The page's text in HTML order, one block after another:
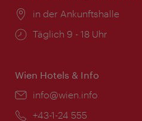
Ort:
in der Ankunftshalle
Öffnungszeiten:
Täglich 9 - 18 Uhr
Wien Hotels & Info
Email:
info@wien.info
Telefon:
+43-1-24 555